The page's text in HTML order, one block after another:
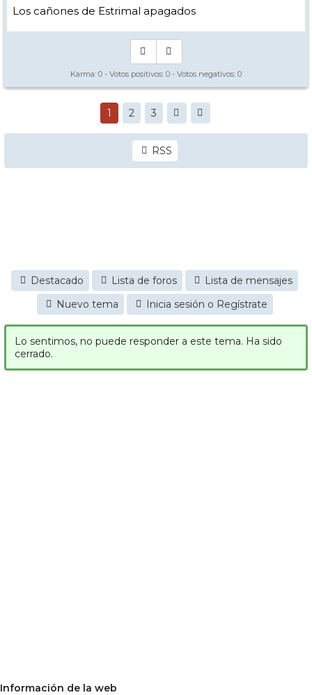
Los cañones de Estrimal apagados
Karma: 0 - Votos positivos: 0 - Votos negativos: 0
1 2 3
RSS
Destacado Lista de foros
Lista de mensajes
Nuevo tema
Inicia sesión o Regístrate
Lo sentimos, no puede responder a este tema. Ha sido
cerrado.
Información de la web